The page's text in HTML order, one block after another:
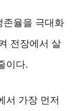
율을 극대화
전장에서 살
이다.
서 가장 먼저